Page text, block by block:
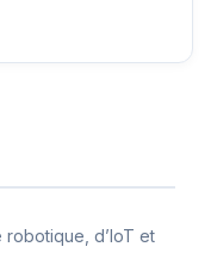
robotique, d’IoT et